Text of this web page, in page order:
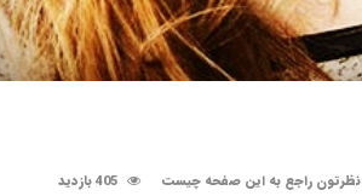
نظرتون راجع به این صفحه چیست 405 بازدید